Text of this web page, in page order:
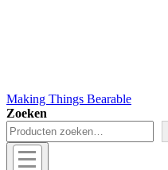
Making Things Bearable
Zoeken
Hoofd
navigatie